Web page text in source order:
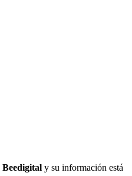
Beedigital y su información está